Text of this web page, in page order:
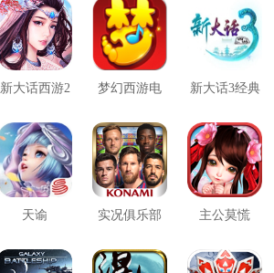
新大话西游2 梦幻西游电 新大话3经典
天谕 实况俱乐部 主公莫慌